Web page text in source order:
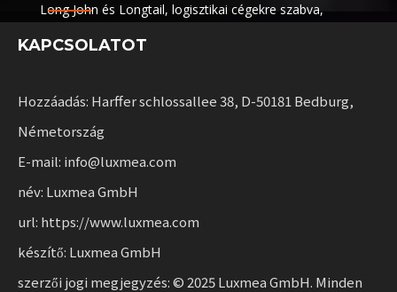
Long John és Longtail, logisztikai cégekre szabva,
a megoldások egyesítik a funkcionalitást
vállalkozások számára.
KAPCSOLATOT
Hozzáadás: Harffer schlossallee 38, D-50181 Bedburg,
Németország
E-mail: info@luxmea.com
név: Luxmea GmbH
url: https://www.luxmea.com
készítő: Luxmea GmbH
szerzői jogi megjegyzés: © 2025 Luxmea GmbH. Minden